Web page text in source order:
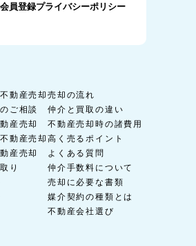
員登録プライバシーポリシー
動産売却
ご相談
産売却
動産売却
産売却
り
売却の流れ
仲介と買取の違い
不動産売却時の諸費用
高く売るポイント
よくある質問
仲介手数料について
売却に必要な書類
媒介契約の種類とは
不動産会社選び